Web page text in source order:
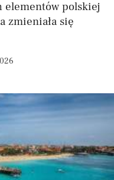
elementów polskiej
zmieniała się